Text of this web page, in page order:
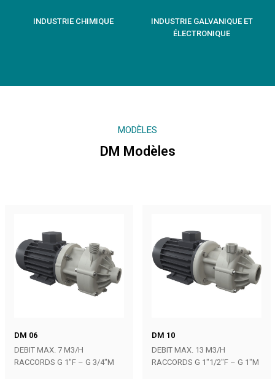
INDUSTRIE CHIMIQUE
INDUSTRIE GALVANIQUE ET
ÉLECTRONIQUE
MODÈLES
DM Modèles
DM 06
DEBIT MAX. 7 M3/H
RACCORDS G 1″F – G 3/4″M
DM 10
DEBIT MAX. 13 M3/H
RACCORDS G 1″1/2″F – G 1″M